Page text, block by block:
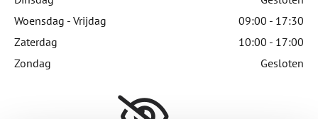
Woensdag - Vrijdag
09:00 - 17:30
Zaterdag
10:00 - 17:00
Zondag
Gesloten